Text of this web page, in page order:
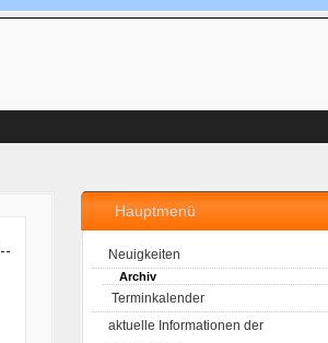
Hauptmenü
Neuigkeiten
Archiv
Terminkalender
aktuelle Informationen der